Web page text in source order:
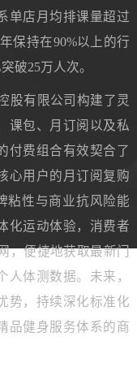
单店月均排课量超过
保持在90%以上的行
破25万人次。
股有限公司构建了灵
课包、月订阅以及私
付费组合有效契合了
心用户的月订阅复购
粘性与商业抗风险能
化运动体验，消费者
，便捷地获取最新门
体测数据。未来，
势，持续深化标准化
品健身服务体系的商